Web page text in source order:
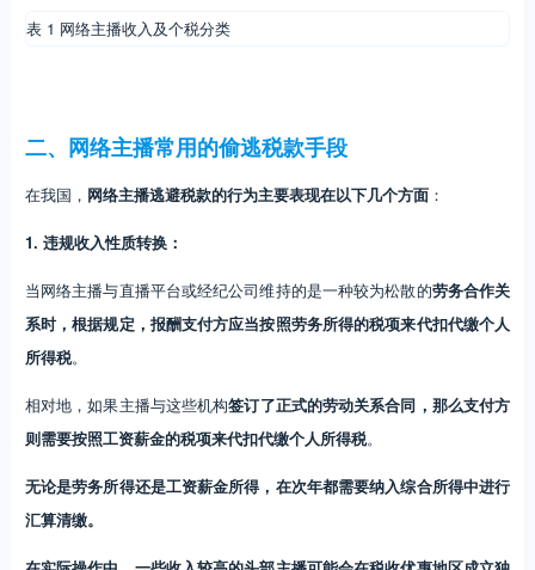
表 1 网络主播收入及个税分类
二、网络主播常用的偷逃税款手段
在我国， 网络主播逃避税款的行为主要表现在以下几个方面：
1. 违规收入性质转换：
当网络主播与直播平台或经纪公司维持的是一种较为松散的劳务合作关
系时，根据规定，报酬支付方应当按照劳务所得的税项来代扣代缴个人
所得税。
相对地，如果主播与这些机构签订了正式的劳动关系合同，那么支付方
则需要按照工资薪金的税项来代扣代缴个人所得税。
无论是劳务所得还是工资薪金所得，在次年都需要纳入综合所得中进行
汇算清缴。